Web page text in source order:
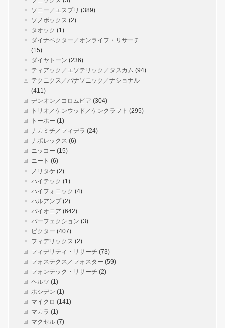
ソニー／エスプリ (389)
ソノボックス (2)
タオック (1)
ダイナベクター／オンライフ・リサーチ
(15)
ダイヤトーン (236)
ティアック／エソテリック／タスカム (94)
テクニクス／パナソニック／ナショナル
(411)
デンオン／コロムビア (304)
トリオ／ケンウッド／ケンクラフト (295)
トーホー (1)
ナカミチ／フィデラ (24)
ナポレックス (6)
ニッコー (15)
ニート (6)
ノリタケ (2)
ハイテック (1)
ハイフォニック (4)
ハルアンプ(2)
パイオニア (642)
パーフェクション (3)
ビクター (407)
フィデリックス (2)
フィデリティ・リサーチ (73)
フォステクス／フォスター (59)
フォンテック・リサーチ (2)
ヘルツ (1)
ホシデン (1)
マイクロ (141)
マカラ (1)
マクセル (7)